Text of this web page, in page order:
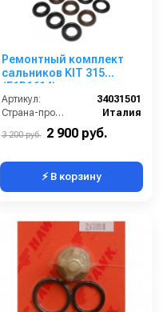
Ремонтный комплект
сальников KIT 315
(E1B1614)
Артикул:
34031501
Страна-производитель:
Италия
3 200 руб. 2 900 руб.
⚡ В корзину